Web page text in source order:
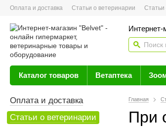
Оплата и доставка Статьи о ветеринарии
Интернет-
Каталог товаров Ветаптека
Главная
При
Оплата и доставка
Статьи о ветеринарии